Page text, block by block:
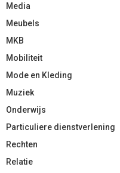
Media
Meubels
MKB
Mobiliteit
Mode en Kleding
Muziek
Onderwijs
Particuliere dienstverlening
Rechten
Relatie